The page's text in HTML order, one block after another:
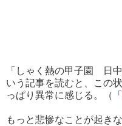
「しゃく熱の甲子園 日
いう記事を読むと、この
っぱり異常に感じる。（「
もっと悲惨なことが起き